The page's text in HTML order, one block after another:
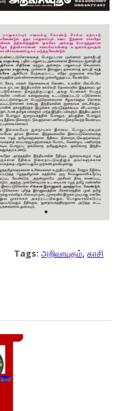
Tags: அறிவாயுதம், காசி